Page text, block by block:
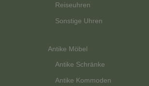
Reiseuhren
Sonstige Uhren
Antike Möbel
Antike Schränke
Antike Kommoden